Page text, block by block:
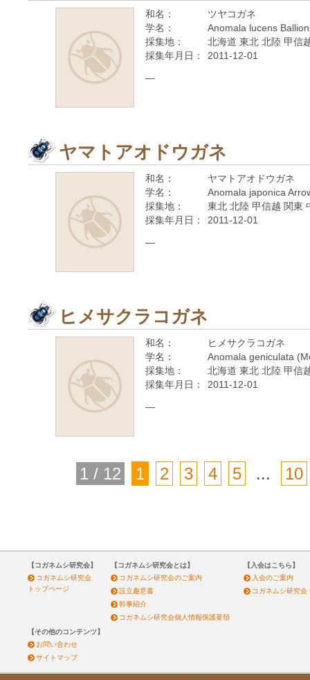
和名：
ツヤコガネ
学名：
Anomala lucens
採集地：
北海道 東北 北陸 甲信
採集年月日：
2011-12-01
—
ヤマトアオドウガネ
和名：
ヤマトアオドウガネ
学名：
Anomala japonica
採集地：
東北 北陸 甲信越 関東
採集年月日：
2011-12-01
—
ヒメサクラコガネ
和名：
ヒメサクラコガネ
学名：
Anomala geniculata
採集地：
北海道 東北 北陸 甲信
採集年月日：
2011-12-01
—
1 / 12 1 2 3 4 5 ... 10
【コガネムシ研究会】
コガネムシ研究会
トップページ
【コガネムシ研究会とは】
コガネムシ研究会のご案内
設立趣意書
幹事紹介
コガネムシ研究会個人情報保護要領
【入会はこちら】
入会のご案内
コガネムシ研究会
【その他のコンテンツ】
お問い合わせ
サイトマップ